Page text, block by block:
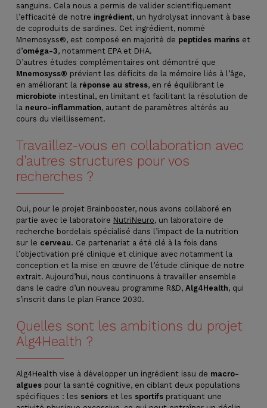
sanguins. Cela nous a permis de valider scientifiquement
l’efficacité de notre ingrédient, un hydrolysat innovant à base
de coproduits de sardines. Cet ingrédient, nommé
Mnemosyss®, est composé en majorité de peptides marins et
d’oméga-3, notamment EPA et DHA.
D’autres études complémentaires ont démontré que
Mnemosyss® prévient les déficits de la mémoire liés à l’âge,
en améliorant la réponse au stress, en ré équilibrant le
microbiote intestinal, en limitant et facilitant la résolution de
la neuro-inflammation, autant de paramètres altérés au
cours du vieillissement.
Travaillez-vous en collaboration avec
d’autres structures pour vos
recherches ?
Oui, pour le projet Brainbooster, nous avons collaboré en
partie avec le laboratoire NutriNeuro, un laboratoire de
recherche bordelais spécialisé dans l’impact de la nutrition
sur le cerveau. Ce partenariat a été clé à la fois dans
l’objectivation pré clinique et clinique avec notamment la
conception et la mise en œuvre de l’étude clinique de notre
extrait. Aujourd’hui, nous continuons à travailler ensemble
dans le cadre d’un nouveau programme R&D, Alg4Health, qui
s’inscrit dans le plan France 2030.
Quelles sont les ambitions du projet
Alg4Health ?
Alg4Health vise à développer un ingrédient issu de macro-
algues pour la santé cognitive, en ciblant deux populations
spécifiques : les seniors et les sportifs pratiquant une